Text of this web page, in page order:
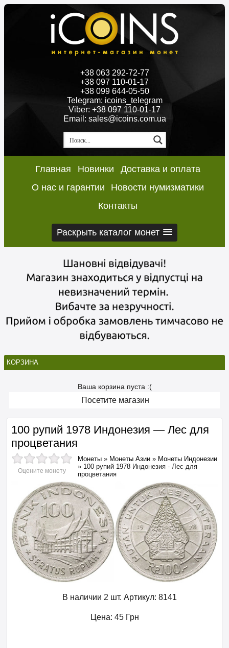
+38 063 292-72-77
+38 097 110-01-17
+38 099 644-05-50
Telegram: icoins_telegram
Viber: +38 097 110-01-17
Email: sales@icoins.com.ua
Главная Новинки
Доставка и оплата
О нас и гарантии
Новости нумизматики
Контакты
Раскрыть каталог монет
КОРЗИНА
Ваша корзина пуста :(
Посетите магазин
100 рупий 1978 Индонезия — Лес для
процветания
Оцените монету
Монеты » Монеты Азии » Монеты Индонезии
» 100 рупий 1978 Индонезия - Лес для
процветания
В наличии 2 шт. Артикул: 8141
Цена: 45 Грн